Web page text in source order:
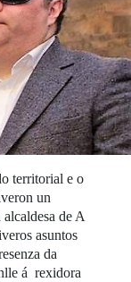
territorial e o
un
de A
asuntos
da
á rexidora